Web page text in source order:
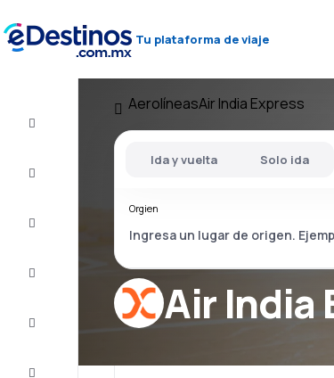
Tu plataforma de viaje
Completa
AerolíneasAir India Express
Air India
Ida y vuelta Solo ida
Orgien